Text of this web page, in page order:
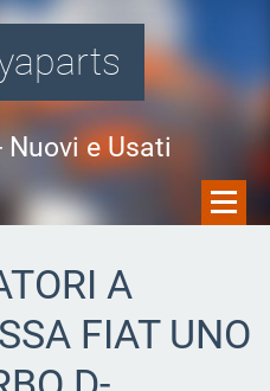
e Usati
A
FIAT UNO